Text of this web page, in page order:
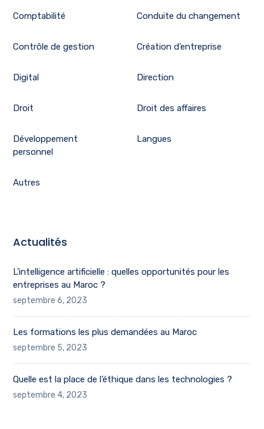
Comptabilité Conduite du changement
Contrôle de gestion Création d’entreprise
Digital Direction
Droit Droit des affaires
Développement
personnel
Langues
Autres
Actualités
L’intelligence artificielle : quelles opportunités pour les
entreprises au Maroc ?
septembre 6, 2023
Les formations les plus demandées au Maroc
septembre 5, 2023
Quelle est la place de l’éthique dans les technologies ?
septembre 4, 2023